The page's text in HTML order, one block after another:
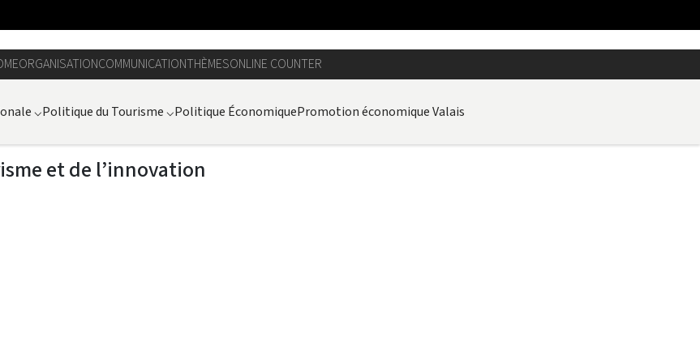
ORGANISATIONCOMMUNICATIONTHÈMESONLINE COUNTER
⌵Politique du Tourisme ⌵Politique ÉconomiquePromotion économique Valais
et de l’innovation